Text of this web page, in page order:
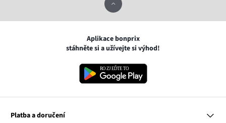
Aplikace bonprix
stáhněte si a užívejte si výhod!
Platba a doručení